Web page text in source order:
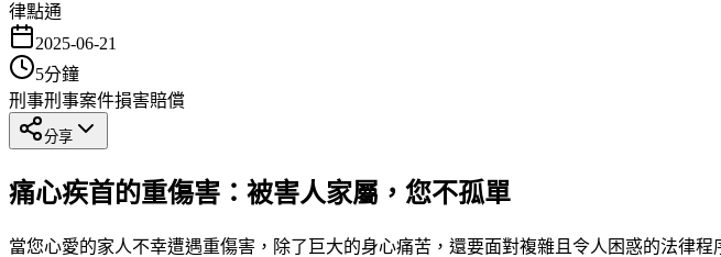
律點通
2025-06-21
5分鐘
刑事刑事案件損害賠償
分享
痛心疾首的重傷害：被害人家屬，您不孤單
當您心愛的家人不幸遭遇重傷害，除了巨大的身心痛苦，還要面對複雜且令人困惑的法律